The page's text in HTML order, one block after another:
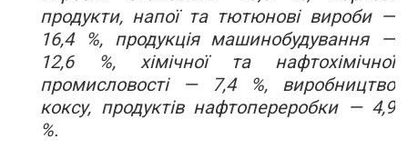
продукти, напої та тютюнові вироби —
16,4 %, продукція машинобудування —
12,6 %, хімічної та нафтохімічної
промисловості — 7,4 %, виробництво
коксу, продуктів нафтопереробки — 4,9
%.